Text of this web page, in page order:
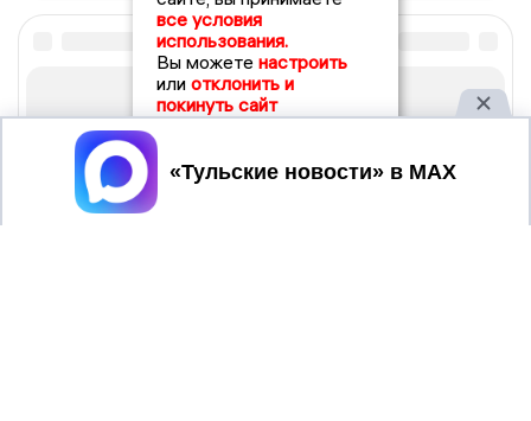
все условия
использования.
Вы можете настроить
или отклонить и
покинуть сайт
Принять